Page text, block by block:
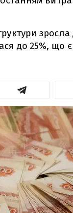
до 25%, що є